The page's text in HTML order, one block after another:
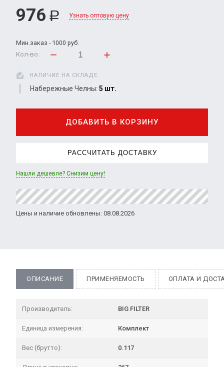
976 Р Узнать оптовую цену
Мин.заказ - 1000 руб.
Кол-во:
НАЛИЧИЕ НА СКЛАДЕ:
Набережные Челны: 5 шт.
ДОБАВИТЬ В КОРЗИНУ
РАССЧИТАТЬ ДОСТАВКУ
Нашли дешевле? Снизим цену!
Цены и наличие обновлены: 08.08.2026
ОПИСАНИЕ ПРИМЕНЯЕМОСТЬ ОПЛАТА И
Производитель: BIG FILTER
Единица измерения: Комплект
Вес (брутто): 0.117